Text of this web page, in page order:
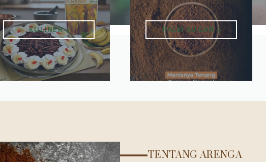
KULINER PALM SUGAR
TENTANG ARENGA